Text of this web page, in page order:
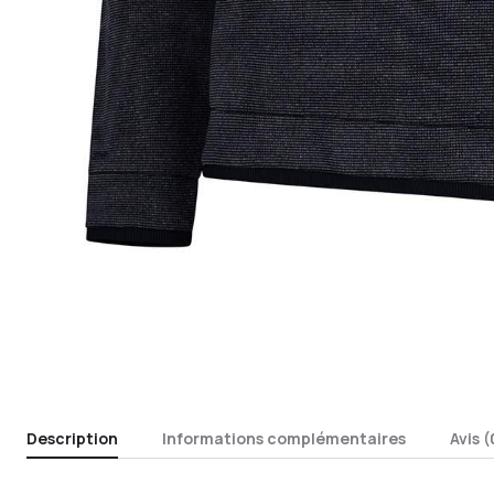
Description Informations complémentaires Avis